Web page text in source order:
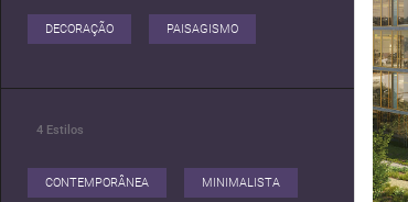
DECORAÇÃO PAISAGISMO
4 Estilos
CONTEMPORÂNEA MINIMALISTA